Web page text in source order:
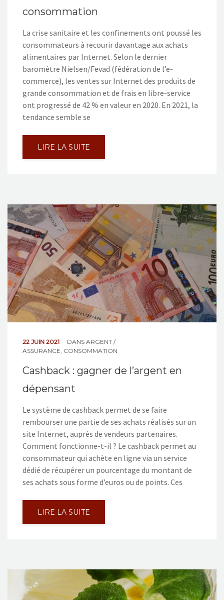
consommation
La crise sanitaire et les confinements ont poussé les
consommateurs à recourir davantage aux achats
alimentaires par Internet. Selon le dernier
baromètre Nielsen/Fevad (fédération de l’e-
commerce), les ventes sur Internet des produits de
grande consommation et de frais en libre-service
ont progressé de 42 % en valeur en 2020. En 2021, la
tendance semble se
LIRE LA SUITE
22 JUIN 2021 DANS ARGENT /
ASSURANCE CONSOMMATION
Cashback : gagner de l’argent en
dépensant
Le système de cashback permet de se faire
rembourser une partie de ses achats réalisés sur un
site Internet, auprès de vendeurs partenaires.
Comment fonctionne-t-il ? Le cashback permet au
consommateur qui achète en ligne via un service
dédié de récupérer un pourcentage du montant de
ses achats sous forme d’euros ou de points. Ces
LIRE LA SUITE